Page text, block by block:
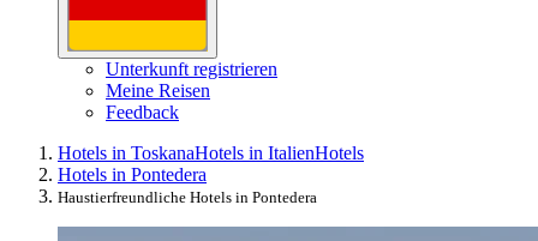
Unterkunft registrieren
Meine Reisen
Feedback
Hotels in ToskanaHotels in ItalienHotels
Hotels in Pontedera
Haustierfreundliche Hotels in Pontedera